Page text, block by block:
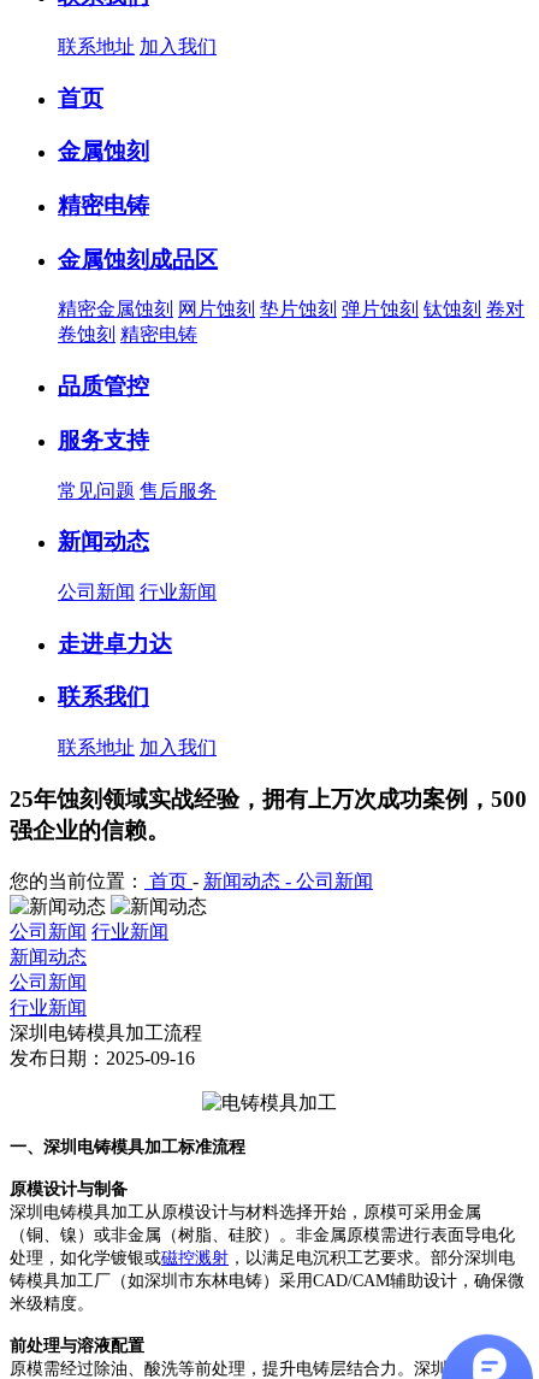
联系地址 加入我们
首页
金属蚀刻
精密电铸
金属蚀刻成品区
精密金属蚀刻 网片蚀刻 垫片蚀刻 弹片蚀刻 钛蚀刻 卷对
卷蚀刻 精密电铸
品质管控
服务支持
常见问题 售后服务
新闻动态
公司新闻 行业新闻
走进卓力达
联系我们
联系地址 加入我们
25年蚀刻领域实战经验，拥有上万次成功案例，500
强企业的信赖。
您的当前位置： 首页 - 新闻动态 - 公司新闻
公司新闻 行业新闻
新闻动态
公司新闻
行业新闻
深圳电铸模具加工流程
发布日期：2025-09-16
一、深圳电铸模具加工标准流程
原模设计与制备
深圳电铸模具加工从原模设计与材料选择开始，原模可采用金属
（铜、镍）或非金属（树脂、硅胶）。非金属原模需进行表面导电化
处理，如化学镀银或磁控溅射 ，以满足电沉积工艺要求。部分深圳电
铸模具加工厂（如深圳市东林电铸）采用CAD/CAM辅助设计，确保微
米级精度。
前处理与溶液配置
原模需经过除油、酸洗等前处理，提升电铸层结合力。深圳电铸模具